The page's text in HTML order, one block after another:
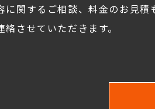
関するご相談、料金のお見積
させていただきます。